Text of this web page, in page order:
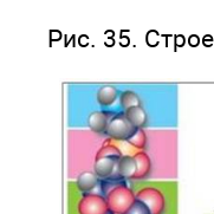
Рис. 35.